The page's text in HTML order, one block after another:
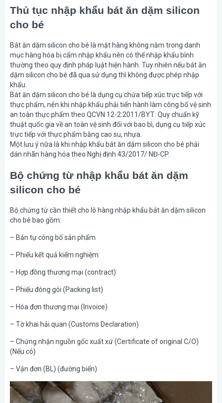
Thủ tục nhập khẩu bát ăn dặm silicon
cho bé
Bát ăn dặm silicon cho bé là mặt hàng không nằm trong danh
mục hàng hóa bị cấm nhập khẩu nên có thể nhập khẩu bình
thường theo quy định pháp luật hiện hành. Tuy nhiên nếu bát ăn
dặm silicon cho bé đã qua sử dụng thì không được phép nhập
khẩu.
Bát ăn dặm silicon cho bé là dụng cụ chứa tiếp xúc trực tiếp với
thực phẩm, nên khi nhập khẩu phải tiến hành làm công bố vệ sinh
an toàn thực phẩm theo QCVN 12-2:2011/BYT: Quy chuẩn kỹ
thuật quốc gia về an toàn vệ sinh đối với bao bì, dụng cụ tiếp xúc
trực tiếp với thực phẩm bằng cao su, nhựa.
Một lưu ý nữa là khi nhập khẩu bát ăn dặm silicon cho bé phải
dán nhãn hàng hóa theo Nghị định 43/2017/ NĐ-CP.
Bộ chứng từ nhập khẩu bát ăn dặm
silicon cho bé
Bộ chứng từ cần thiết cho lô hàng nhập khẩu bát ăn dặm silicon
cho bé bao gồm:
– Bản tự công bố sản phẩm
– Phiếu kết quả kiểm nghiệm
– Hợp đồng thương mại (contract)
– Phiếu đóng gói (Packing list)
– Hóa đơn thương mại (Invoice)
– Tờ khai hải quan (Customs Declaration)
– Chứng nhận nguồn gốc xuất xứ (Certificate of original C/O)
(Nếu có)
– Vận đơn (BL) (đường biển)